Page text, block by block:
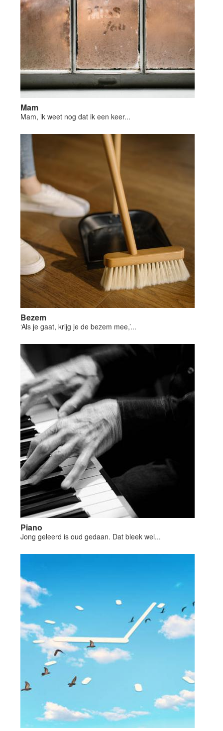
Mam
Mam, ik weet nog dat ik een keer...
Bezem
‘Als je gaat, krijg je de bezem mee,’...
Piano
Jong geleerd is oud gedaan. Dat bleek wel...